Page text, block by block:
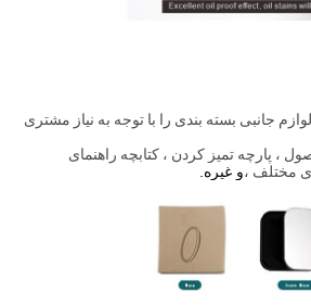
جانبی بسته بندی را با توجه به نیاز مشتری
، پارچه تمیز کردن ، کتابچه راهنمای
مختلف ،و غیره.